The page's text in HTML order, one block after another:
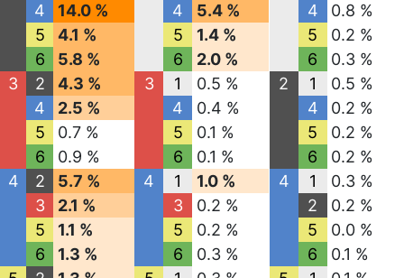
4
14.0 %
5
4.1 %
6
5.8 %
3
2
4.3 %
4
2.5 %
5
0.7 %
6
0.9 %
4
2
5.7 %
3
2.1 %
5
1.1 %
6
1.3 %
4
5.4 %
5
1.4 %
6
2.0 %
3
1
0.5 %
4
0.4 %
5
0.1 %
6
0.1 %
4
1
1.0 %
3
0.2 %
5
0.2 %
6
0.3 %
4
0.8 %
5
0.2 %
6
0.3 %
2
1
0.5 %
4
0.2 %
5
0.2 %
6
0.2 %
4
1
0.3 %
2
0.2 %
5
0.0 %
6
0.1 %